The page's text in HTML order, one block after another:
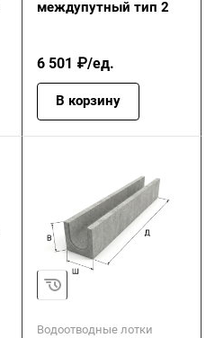
междупутный тип 2
6 501 ₽/ед.
В корзину
Водоотводные лотки